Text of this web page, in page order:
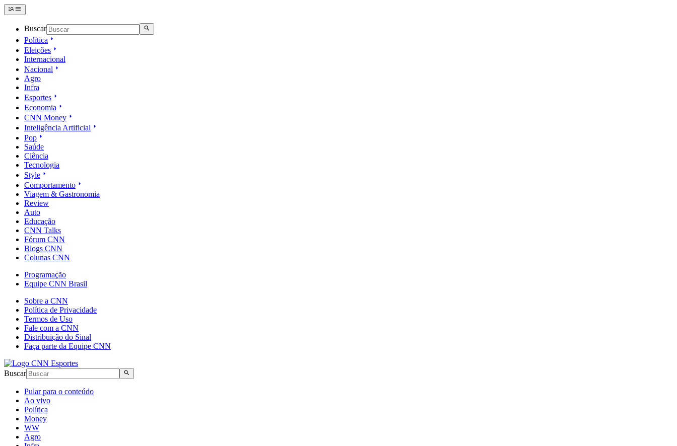
Buscar
Política
Eleições
Internacional
Nacional
Agro
Infra
Esportes
Economia
CNN Money
Inteligência Artificial
Pop
Saúde
Ciência
Tecnologia
Style
Comportamento
Viagem & Gastronomia
Review
Auto
Educação
CNN Talks
Fórum CNN
Blogs CNN
Colunas CNN
Programação
Equipe CNN Brasil
Sobre a CNN
Política de Privacidade
Termos de Uso
Fale com a CNN
Distribuição do Sinal
Faça parte da Equipe CNN
Buscar
Pular para o conteúdo
Ao vivo
Política
Money
WW
Agro